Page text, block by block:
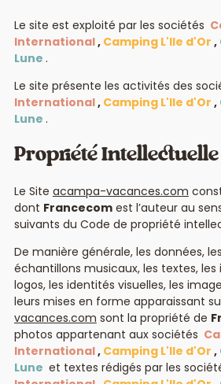
Le site est exploité par les sociétés
International, Camping L'Ile d'Or ,
Lune .
Le site présente les activités des
International, Camping L'Ile d'Or ,
Lune .
Propriété Intellectuelle
Le Site acampa-vacances.com
dont Francecomest l’auteur au sens
suivants du Code de propriété
De manière générale, les données,
échantillons musicaux, les textes,
logos, les identités visuelles, les
leurs mises en forme apparaissant
vacances.com sont la propriété de
photos appartenant aux sociétés
International, Camping L'Ile d'Or ,
Lune et textes rédigés par les